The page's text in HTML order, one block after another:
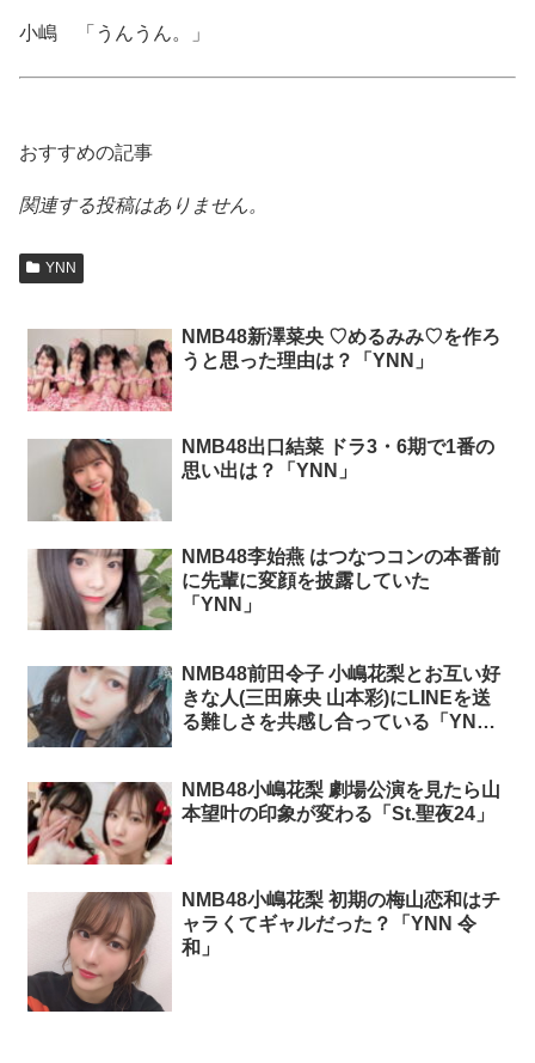
小嶋 「うんうん。」
おすすめの記事
関連する投稿はありません。
YNN
NMB48新澤菜央 ♡めるみみ♡を作ろ
うと思った理由は？「YNN」
NMB48出口結菜 ドラ3・6期で1番の
思い出は？「YNN」
NMB48李始燕 はつなつコンの本番前
に先輩に変顔を披露していた
「YNN」
NMB48前田令子 小嶋花梨とお互い好
きな人(三田麻央 山本彩)にLINEを送
る難しさを共感し合っている「YNN
NMB48小嶋花梨 劇場公演を見たら山
本望叶の印象が変わる「St.聖夜24」
NMB48小嶋花梨 初期の梅山恋和はチ
ャラくてギャルだった？「YNN 令
和」